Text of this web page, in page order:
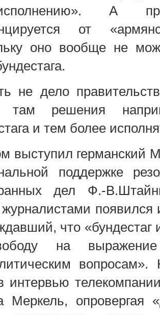
А
от
оно вообще не
не дело
там решения
и тем более
выступил германский
поддержке
дел Ф.-
журналистами
что «бундестаг
на
интервью
Меркель, опровергая